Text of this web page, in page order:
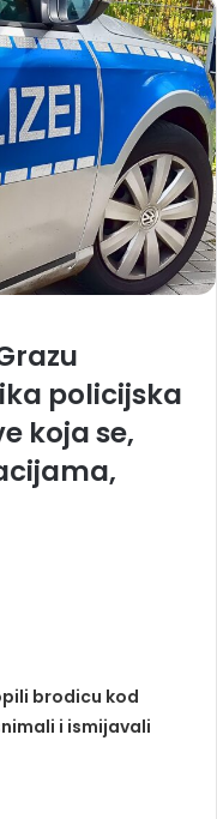
policijska
koja se,
brodicu kod
i ismijavali